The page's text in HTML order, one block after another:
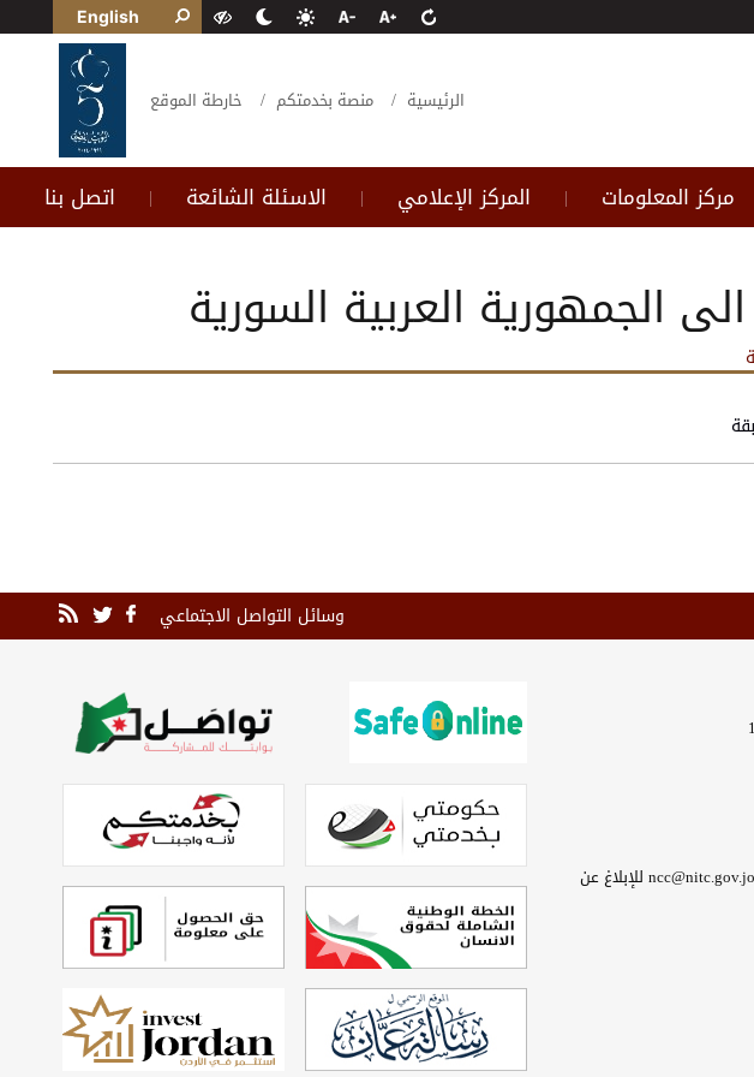
English
الرئيسية منصة بخدمتكم خارطة الموقع
مركز المعلومات | المركز الإعلامي | الاسئلة الشائعة | اتصل بنا
الجمهورية العربية السورية
وسائل التواصل الاجتماعي
يرجى الاتصال على 065008080 أو إرسال بريد إلكتروني إلى ncc@nitc.gov.jo للإبلاغ عن